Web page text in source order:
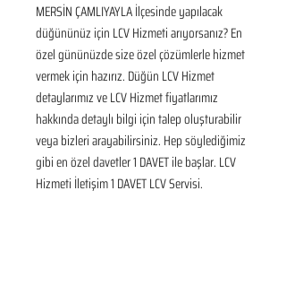
MERSİN ÇAMLIYAYLA İlçesinde yapılacak
düğününüz için LCV Hizmeti arıyorsanız? En
özel gününüzde size özel çözümlerle hizmet
vermek için hazırız. Düğün LCV Hizmet
detaylarımız ve LCV Hizmet fiyatlarımız
hakkında detaylı bilgi için talep oluşturabilir
veya bizleri arayabilirsiniz. Hep söylediğimiz
gibi en özel davetler 1 DAVET ile başlar. LCV
Hizmeti İletişim 1 DAVET LCV Servisi.